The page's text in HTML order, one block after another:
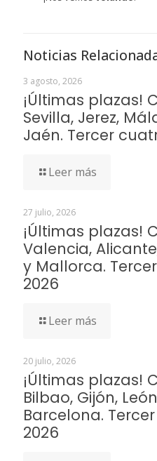
Noticias
3 agosto, 2026
¡Últimas plazas!
Sevilla, Jerez,
Jaén. Tercer
Leer más
27 julio, 2026
¡Últimas plazas!
Valencia,
y Mallorca.
2026
Leer más
20 julio, 2026
¡Últimas plazas!
Bilbao, Gijón,
Barcelona.
2026